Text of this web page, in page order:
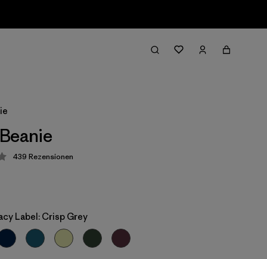
4.3 / 5
439 Rezensionen
Label: Crisp Grey